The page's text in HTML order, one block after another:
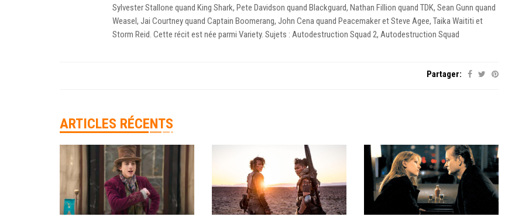
Sylvester Stallone quand King Shark, Pete Davidson quand Blackguard, Nathan Fillion quand TDK, Sean Gunn quand
Weasel, Jai Courtney quand Captain Boomerang, John Cena quand Peacemaker et Steve Agee, Taika Waititi et
Storm Reid. Cette récit est née parmi Variety. Sujets : Autodestruction Squad 2, Autodestruction Squad
Partager:
ARTICLES RÉCENTS